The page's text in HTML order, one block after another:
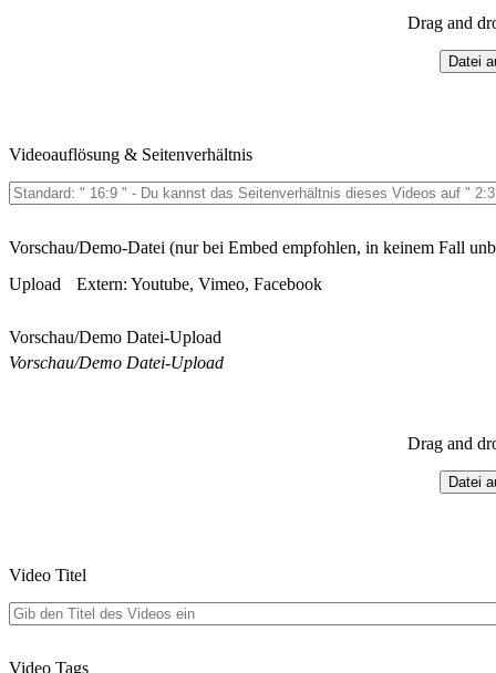
Drag and
Datei
Videoauflösung & Seitenverhältnis
Vorschau/Demo-Datei (nur bei Embed empfohlen, in keinem Fall
Upload
Extern: Youtube, Vimeo, Facebook
Vorschau/Demo Datei-Upload
Vorschau/Demo Datei-Upload
Drag and
Datei
Video Titel
Video Tags